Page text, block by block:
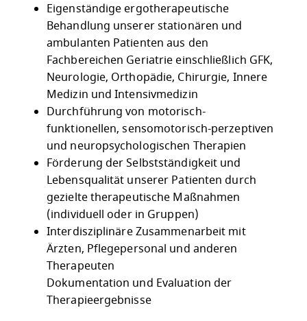
Eigenständige ergotherapeutische
Behandlung unserer stationären und
ambulanten Patienten aus den
Fachbereichen Geriatrie einschließlich GFK,
Neurologie, Orthopädie, Chirurgie, Innere
Medizin und Intensivmedizin
Durchführung von motorisch-
funktionellen, sensomotorisch-perzeptiven
und neuropsychologischen Therapien
Förderung der Selbstständigkeit und
Lebensqualität unserer Patienten durch
gezielte therapeutische Maßnahmen
(individuell oder in Gruppen)
Interdisziplinäre Zusammenarbeit mit
Ärzten, Pflegepersonal und anderen
Therapeuten
Dokumentation und Evaluation der
Therapieergebnisse